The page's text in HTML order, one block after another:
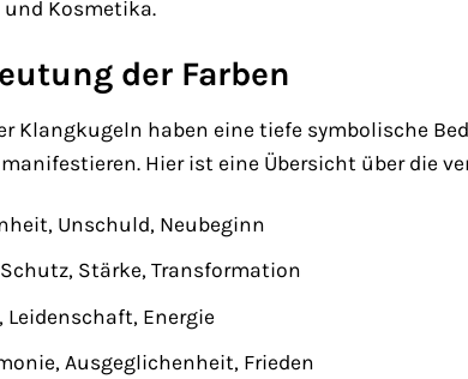
Kosmetika.
der Farben
Klangkugeln haben eine tiefe symbolische
Hier ist eine Übersicht über die
Unschuld, Neubeginn
Schutz, Stärke, Transformation
Leidenschaft, Energie
Ausgeglichenheit, Frieden